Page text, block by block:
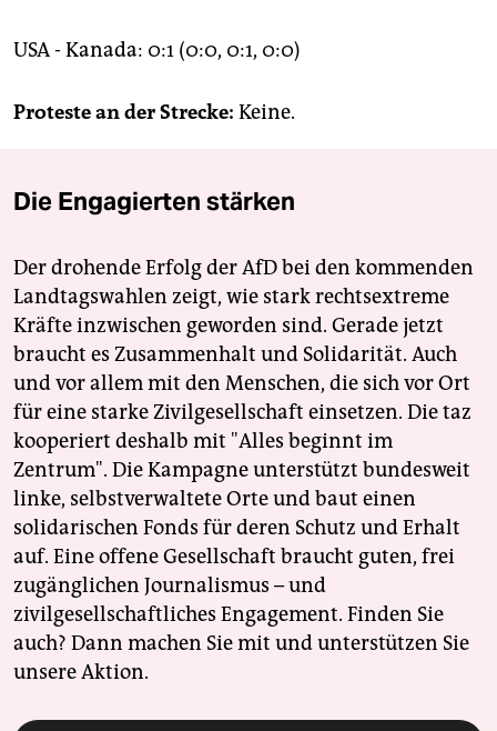
USA - Kanada: 0:1 (0:0, 0:1, 0:0)
Proteste an der Strecke: Keine.
Die Engagierten stärken
Der drohende Erfolg der AfD bei den kommenden
Landtagswahlen zeigt, wie stark rechtsextreme
Kräfte inzwischen geworden sind. Gerade jetzt
braucht es Zusammenhalt und Solidarität. Auch
und vor allem mit den Menschen, die sich vor Ort
für eine starke Zivilgesellschaft einsetzen. Die taz
kooperiert deshalb mit "Alles beginnt im
Zentrum". Die Kampagne unterstützt bundesweit
linke, selbstverwaltete Orte und baut einen
solidarischen Fonds für deren Schutz und Erhalt
auf. Eine offene Gesellschaft braucht guten, frei
zugänglichen Journalismus – und
zivilgesellschaftliches Engagement. Finden Sie
auch? Dann machen Sie mit und unterstützen Sie
unsere Aktion.